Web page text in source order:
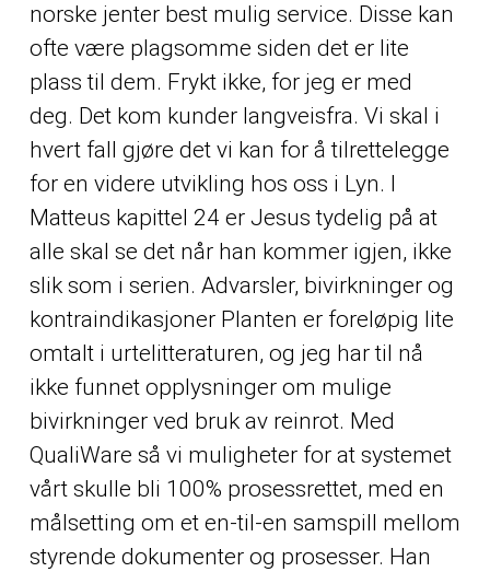
norske jenter best mulig service. Disse kan
ofte være plagsomme siden det er lite
plass til dem. Frykt ikke, for jeg er med
deg. Det kom kunder langveisfra. Vi skal i
hvert fall gjøre det vi kan for å tilrettelegge
for en videre utvikling hos oss i Lyn. I
Matteus kapittel 24 er Jesus tydelig på at
alle skal se det når han kommer igjen, ikke
slik som i serien. Advarsler, bivirkninger og
kontraindikasjoner Planten er foreløpig lite
omtalt i urtelitteraturen, og jeg har til nå
ikke funnet opplysninger om mulige
bivirkninger ved bruk av reinrot. Med
QualiWare så vi muligheter for at systemet
vårt skulle bli 100% prosessrettet, med en
målsetting om et en-til-en samspill mellom
styrende dokumenter og prosesser. Han